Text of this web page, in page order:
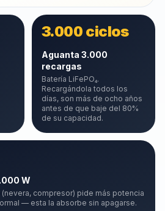
3.000 ciclos
Aguanta 3.000
recargas
Batería LiFePO₄.
Recargándola todos los
días, son más de ocho años
antes de que baje del 80%
de su capacidad.
W
(nevera, compresor) pide más potencia
— esta la absorbe sin apagarse.